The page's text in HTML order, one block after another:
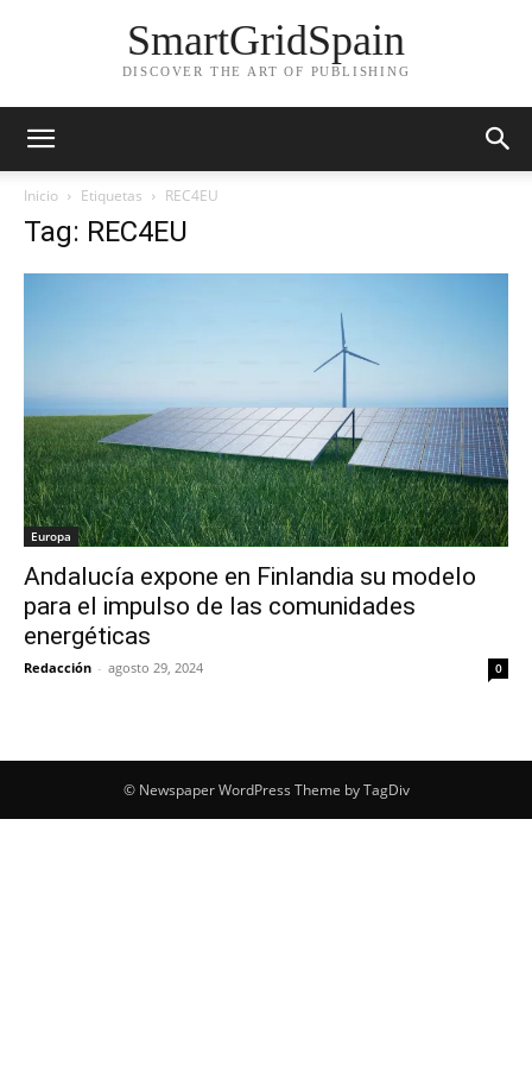
SmartGridSpain
DISCOVER THE ART OF PUBLISHING
Inicio Etiquetas REC4EU
Tag: REC4EU
Europa
Andalucía expone en Finlandia su modelo
para el impulso de las comunidades
energéticas
Redacción - agosto 29, 2024 0
© Newspaper WordPress Theme by TagDiv